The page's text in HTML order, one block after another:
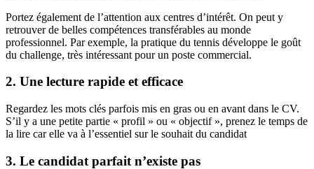
Portez également de l’attention aux centres d’intérêt. On peut y
retrouver de belles compétences transférables au monde
professionnel. Par exemple, la pratique du tennis développe le goût
du challenge, très intéressant pour un poste commercial.
2. Une lecture rapide et efficace
Regardez les mots clés parfois mis en gras ou en avant dans le CV.
S’il y a une petite partie « profil » ou « objectif », prenez le temps de
la lire car elle va à l’essentiel sur le souhait du candidat
3. Le candidat parfait n’existe pas